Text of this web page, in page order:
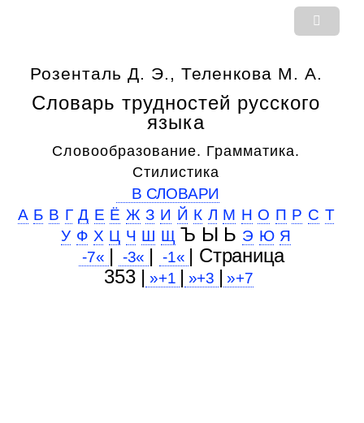
Розенталь Д. Э., Теленкова М. А.
Словарь трудностей русского
языка
Словообразование. Грамматика.
Стилистика
В СЛОВАРИ
А Б В Г Д Е Ё Ж З И Й К Л М Н О П Р С Т
У Ф Х Ц Ч Ш Щ Ъ Ы Ь Э Ю Я
-7« | -3« | -1« | Cтраница
353 | »+1 | »+3 | »+7